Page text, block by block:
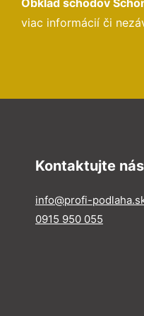
viac informácií či
Kontaktujte nás
info@profi-
0915 950 055